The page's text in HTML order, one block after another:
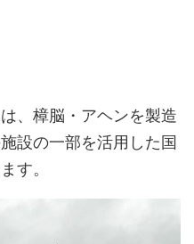
、樟脳・アヘンを製造
設の一部を活用した国
す。